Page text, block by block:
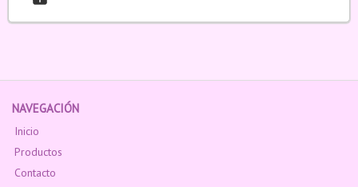
NAVEGACIÓN
Inicio
Productos
Contacto